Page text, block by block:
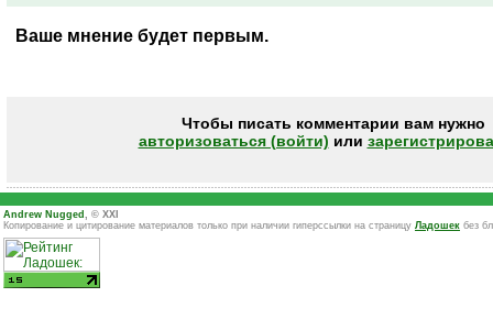
Ваше мнение будет первым.
Чтобы писать комментарии вам нужно
авторизоваться (войти) или
Andrew Nugged , © XXI
Копирование и цитирование материалов только при наличии гиперссылки на страницу Ладошек без